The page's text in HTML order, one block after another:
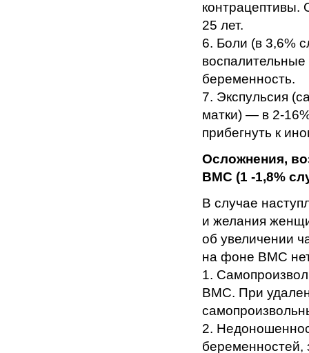
25 лет.
6. Боли (в 3,6%
беременность.
7. Экспульсия
матки) — в 2-
прибегнуть к
Осложнения,
ВМС (1 -1,8%
В случае
и желания
об увеличении
на фоне ВМС
1.
ВМС. При
2.
беременностей,